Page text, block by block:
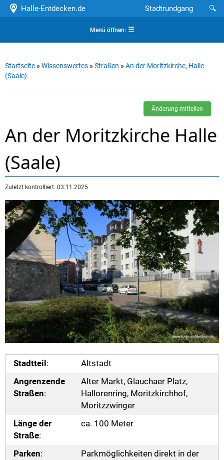
Halle-Entdecken.de 🔍
Stadtrundgang
Menü öffnen:☰
Startseite » Wissenswertes » Straßen » An der Moritzkirche, Halle
(Saale)
Änderung mitteilen
An der Moritzkirche Halle
(Saale)
Zuletzt kontrolliert: 03.11.2025
Stadtteil :
Altstadt
Angrenzende
Straßen:
Alter Markt, Glauchaer Platz,
Hallorenring, Moritzkirchhof,
Moritzzwinger
Länge der
Straße:
ca. 100 Meter
Parken:
Parkmöglichkeiten direkt in der